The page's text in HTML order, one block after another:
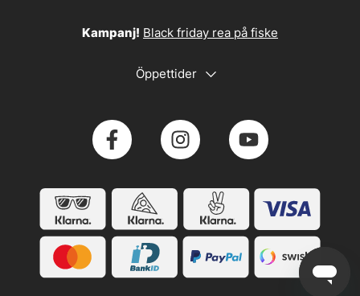
Kampanj! Black friday rea på fiske
Öppettider